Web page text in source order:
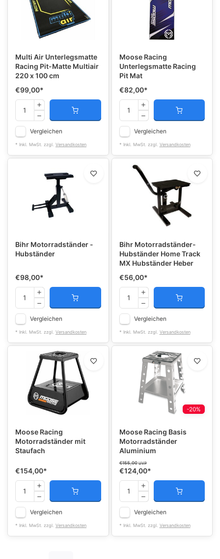
Multi Air Unterlegsmatte
Racing Pit-Matte Multiair
220 x 100 cm
€99,00*
Vergleichen
* Inkl. MwSt. zzgl. Versandkosten
Moose Racing
Unterlegsmatte Racing
Pit Mat
€82,00*
Vergleichen
* Inkl. MwSt. zzgl. Versandkosten
Bihr Motorradständer -
Hubständer
€98,00*
Vergleichen
* Inkl. MwSt. zzgl. Versandkosten
Bihr Motorradständer-
Hubständer Home Track
MX Hubständer Heber
€56,00*
Vergleichen
* Inkl. MwSt. zzgl. Versandkosten
Moose Racing
Motorradständer mit
Staufach
€154,00*
Vergleichen
* Inkl. MwSt. zzgl. Versandkosten
-20%
Moose Racing Basis
Motorradständer
Aluminium
€155,00 UVP
€124,00*
Vergleichen
* Inkl. MwSt. zzgl. Versandkosten